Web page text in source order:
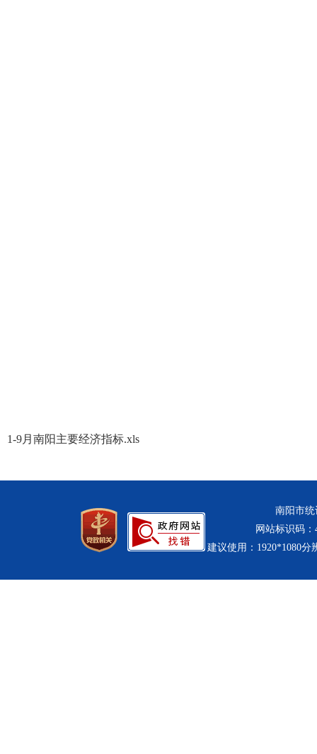
1-9月南阳主要经济指标.xls
南阳市统
网站标识码：
建议使用：1920*1080